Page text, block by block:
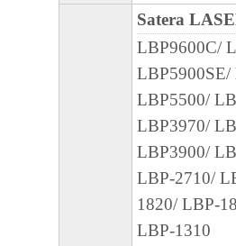
のとします。
お客様は、日本国政
認可等を得ることな
は一部を、直接また
７．契約期間
(1) 本契約書は、お
クリックした時点、
Satera
LBP9600C/
LBP5500/
LBP3970/
LBP3900/
LBP-2710/
1820/ LBP-
LBP-1310